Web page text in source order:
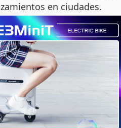
en ciudades.